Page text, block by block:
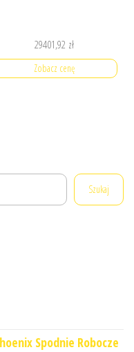
29401,92 zł
Zobacz cenę
Szukaj
Spodnie Robocze